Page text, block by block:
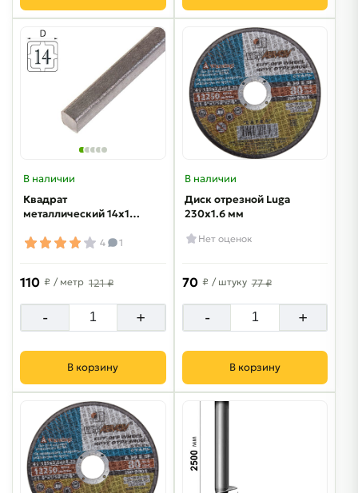
В наличии
Квадрат
металлический 14х14
4 1
110 ₽ / метр 121 ₽
- +
В корзину
В наличии
Диск отрезной Luga
230х1.6 мм
Нет оценок
70 ₽ / штуку 77 ₽
- +
В корзину